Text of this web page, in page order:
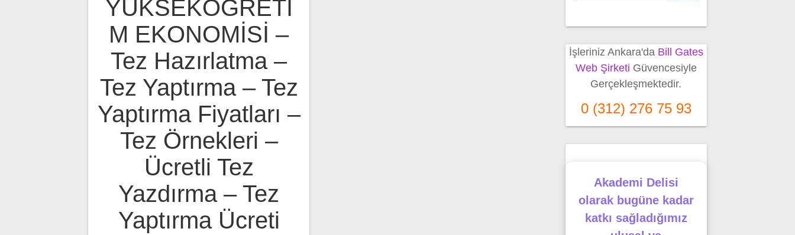
YÜKSEKÖĞRETİ
M EKONOMİSİ –
Tez Hazırlatma –
Tez Yaptırma – Tez
Yaptırma Fiyatları –
Tez Örnekleri –
Ücretli Tez
Yazdırma – Tez
Yaptırma Ücreti
İşleriniz Ankara'da Bill Gates
Web Şirketi Güvencesiyle
Gerçekleşmektedir.
0 (312) 276 75 93
Akademi Delisi
olarak bugüne kadar
katkı sağladığımız